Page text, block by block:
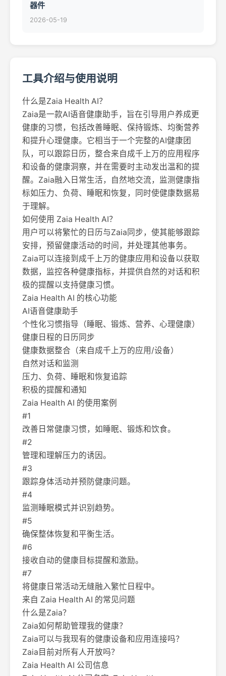
器件
2026-05-19
工具介绍与使用说明
什么是Zaia Health AI？
Zaia是一款AI语音健康助手，旨在引导用户养成更
健康的习惯，包括改善睡眠、保持锻炼、均衡营养
和提升心理健康。它相当于一个完整的AI健康团
队，可以跟踪日历，整合来自成千上万的应用程序
和设备的健康洞察，并在需要时主动发出温和的提
醒。Zaia融入日常生活，自然地交流，监测健康指
标如压力、负荷、睡眠和恢复，同时使健康数据易
于理解。
如何使用 Zaia Health AI？
用户可以将繁忙的日历与Zaia同步，使其能够跟踪
安排，预留健康活动的时间，并处理其他事务。
Zaia可以连接到成千上万的健康应用和设备以获取
数据，监控各种健康指标，并提供自然的对话和积
极的提醒以支持健康习惯。
Zaia Health AI 的核心功能
AI语音健康助手
个性化习惯指导（睡眠、锻炼、营养、心理健康）
健康日程的日历同步
健康数据整合（来自成千上万的应用/设备）
自然对话和监测
压力、负荷、睡眠和恢复追踪
积极的提醒和通知
Zaia Health AI 的使用案例
#1
改善日常健康习惯，如睡眠、锻炼和饮食。
#2
管理和理解压力的诱因。
#3
跟踪身体活动并预防健康问题。
#4
监测睡眠模式并识别趋势。
#5
确保整体恢复和平衡生活。
#6
接收自动的健康目标提醒和激励。
#7
将健康日常活动无缝融入繁忙日程中。
来自 Zaia Health AI 的常见问题
什么是Zaia？
Zaia如何帮助管理我的健康？
Zaia可以与我现有的健康设备和应用连接吗？
Zaia目前对所有人开放吗？
Zaia Health AI 公司信息